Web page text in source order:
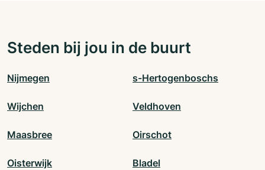
Steden bij jou in de buurt
Nijmegen s-Hertogenboschs
Wijchen Veldhoven
Maasbree Oirschot
Oisterwijk Bladel